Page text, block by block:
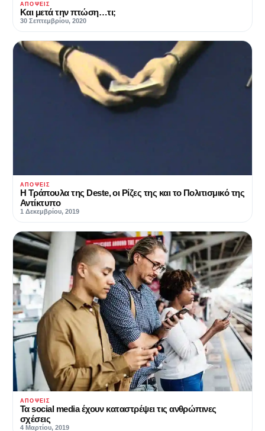
ΑΠΌΨΕΙΣ
Και μετά την πτώση…τι;
30 Σεπτεμβρίου, 2020
ΑΠΌΨΕΙΣ
Η Τράπουλα της Deste, οι Ρίζες της και το Πολιτισμικό της
Αντίκτυπο
1 Δεκεμβρίου, 2019
ΑΠΌΨΕΙΣ
Τα social media έχουν καταστρέψει τις ανθρώπινες
σχέσεις
4 Μαρτίου, 2019